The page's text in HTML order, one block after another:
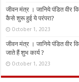
जीवन मंत्र । जानिये पंडित वीर
कैसे शुरू हुई ये परंपरा?
October 1, 2023
जीवन मंत्र । जानिये पंडित वीर
जाते हैं शुभ कार्य ?
October 1, 2023